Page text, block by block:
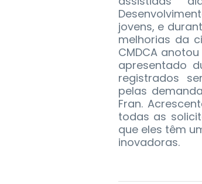
jovens, e
melhorias da
CMDCA
apresentado
registrados
pelas
Fran.
todas as
que eles têm
inovadoras.